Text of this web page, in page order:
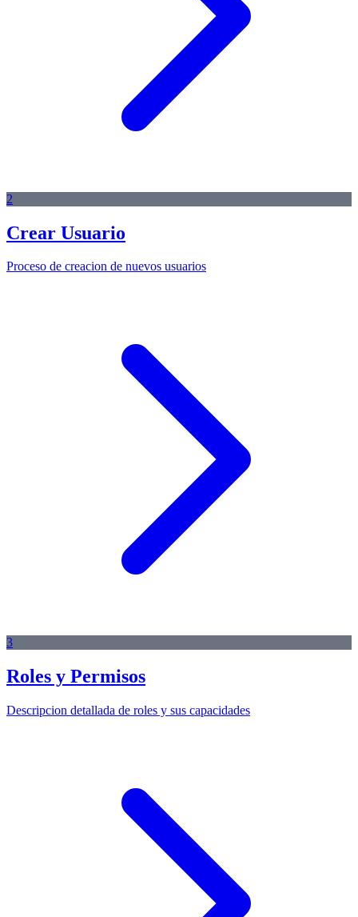
2
Crear Usuario
Proceso de creacion de nuevos usuarios
3
Roles y Permisos
Descripcion detallada de roles y sus capacidades